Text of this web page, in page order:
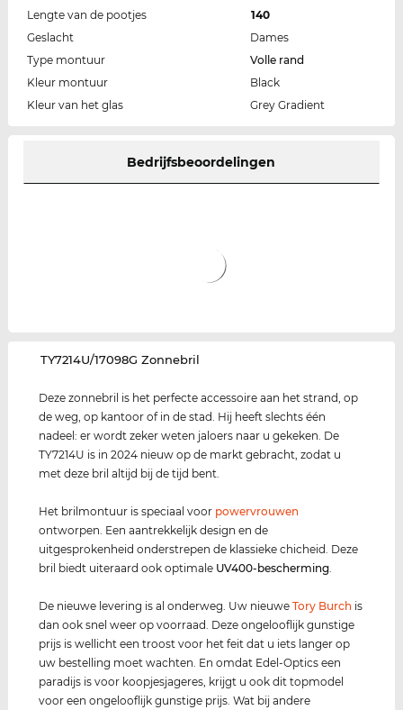
Lengte van de pootjes
140
Geslacht
Dames
Type montuur
Volle rand
Kleur montuur
Black
Kleur van het glas
Grey Gradient
Bedrijfsbeoordelingen
‌TY7214U/17098G Zonnebril
Deze zonnebril is het perfecte accessoire aan het strand, op
de weg, op kantoor of in de stad. Hij heeft slechts één
nadeel: er wordt zeker weten jaloers naar u gekeken. De
TY7214U is in 2024 nieuw op de markt gebracht, zodat u
met deze bril altijd bij de tijd bent.
Het brilmontuur is speciaal voor powervrouwen
ontworpen. Een aantrekkelijk design en de
uitgesprokenheid onderstrepen de klassieke chicheid. Deze
bril biedt uiteraard ook optimale UV400-bescherming
De nieuwe levering is al onderweg. Uw nieuweTory Burch is
dan ook snel weer op voorraad. Deze ongelooflijk gunstige
prijs is wellicht een troost voor het feit dat u iets langer op
uw bestelling moet wachten. En omdat Edel-Optics een
paradijs is voor koopjesjageres, krijgt u ook dit topmodel
voor een ongelooflijk gunstige prijs. Wat bij andere